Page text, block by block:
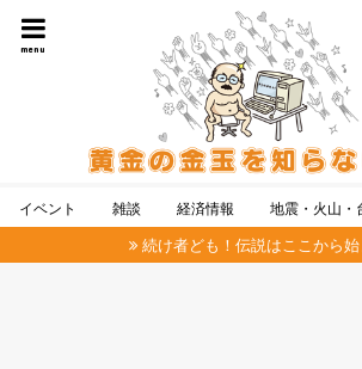
menu
イベント 雑談 経済情報 地震・火山・
続け者ども！伝説はここから始